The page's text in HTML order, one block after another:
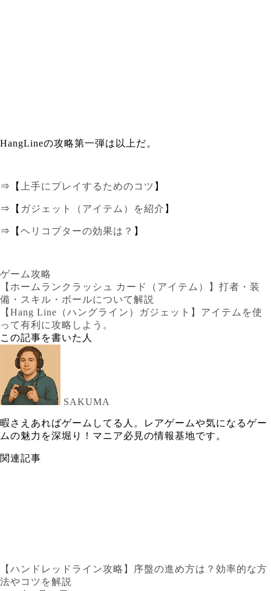
HangLineの攻略第一弾は以上だ。
⇒【 上手にプレイするためのコツ 】
⇒【 ガジェット（アイテム）を紹介 】
⇒【 ヘリコプターの効果は？ 】
ゲーム攻略
【ホームランクラッシュ カード（アイテム）】打者・装
備・スキル・ボールについて解説
【Hang Line（ハングライン）ガジェット】アイテムを使
って有利に攻略しよう。
この記事を書いた人
SAKUMA
暇さえあればゲームしてる人。レアゲームや気になるゲー
ムの魅力を深堀り！マニア必見の情報基地です。
関連記事
【ハンドレッドライン攻略】序盤の進め方は？効率的な方
法やコツを解説